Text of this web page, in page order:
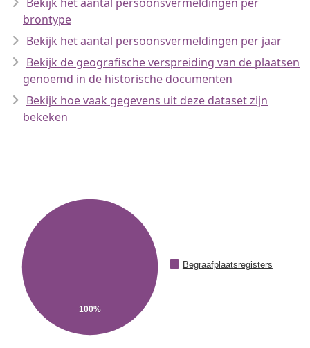
brontype
Bekijk het aantal persoonsvermeldingen per jaar
Bekijk de geografische verspreiding van de plaatsen
genoemd in de historische documenten
Bekijk hoe vaak gegevens uit deze dataset zijn
bekeken
100%
Begraafplaatsregisters